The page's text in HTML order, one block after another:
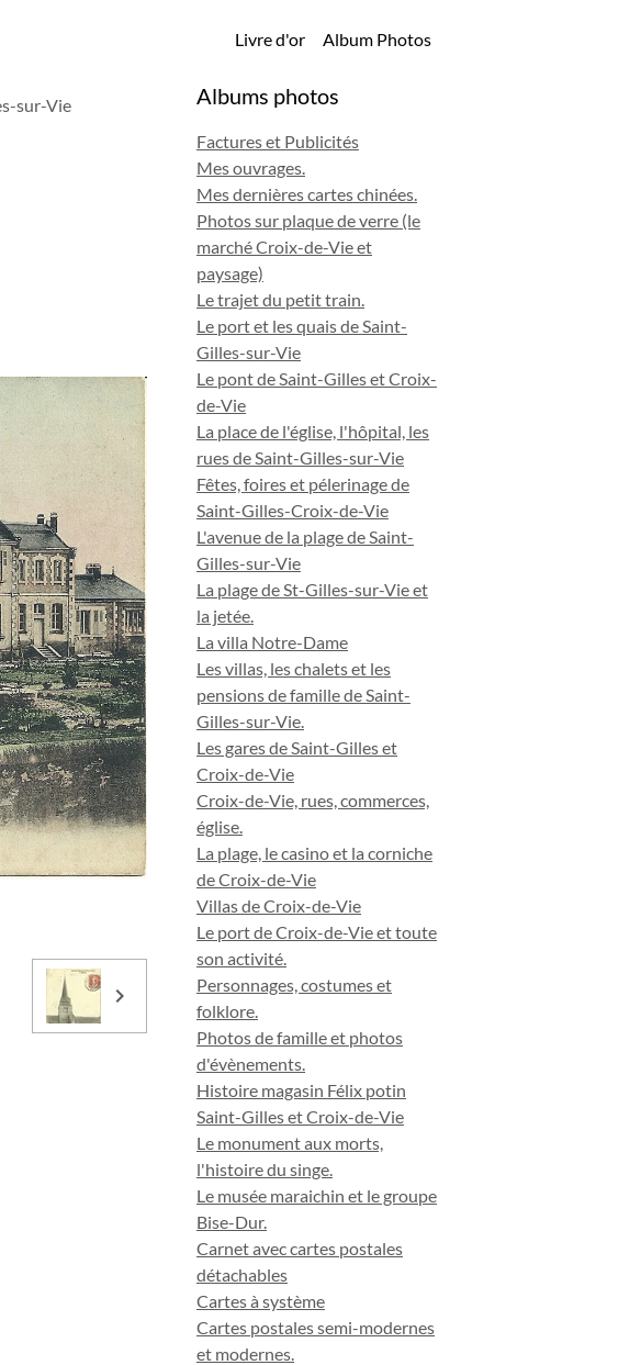
Livre d'or Album Photos
sur-Vie
Albums photos
Factures et Publicités
Mes ouvrages.
Mes dernières cartes chinées.
Photos sur plaque de verre (le
marché Croix-de-Vie et
paysage)
Le trajet du petit train.
Le port et les quais de Saint-
Gilles-sur-Vie
Le pont de Saint-Gilles et Croix-
de-Vie
La place de l'église, l'hôpital, les
rues de Saint-Gilles-sur-Vie
Fêtes, foires et pélerinage de
Saint-Gilles-Croix-de-Vie
L'avenue de la plage de Saint-
Gilles-sur-Vie
La plage de St-Gilles-sur-Vie et
la jetée.
La villa Notre-Dame
Les villas, les chalets et les
pensions de famille de Saint-
Gilles-sur-Vie.
Les gares de Saint-Gilles et
Croix-de-Vie
Croix-de-Vie, rues, commerces,
église.
La plage, le casino et la corniche
de Croix-de-Vie
Villas de Croix-de-Vie
Le port de Croix-de-Vie et toute
son activité.
Personnages, costumes et
folklore.
Photos de famille et photos
d'évènements.
Histoire magasin Félix potin
Saint-Gilles et Croix-de-Vie
Le monument aux morts,
l'histoire du singe.
Le musée maraichin et le groupe
Bise-Dur.
Carnet avec cartes postales
détachables
Cartes à système
Cartes postales semi-modernes
et modernes.